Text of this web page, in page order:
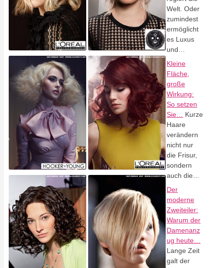
Welt. Oder
zumindest
ermöglicht
es Luxus
und…
Kleine
Fläche,
große
Wirkung:
So setzen
Sie…
Kurze
Haare
verändern
nicht nur
die Frisur,
sondern
auch die…
Der
moderne
Zweiteiler:
Warum der
Damenanz
ug heute…
Lange Zeit
galt der